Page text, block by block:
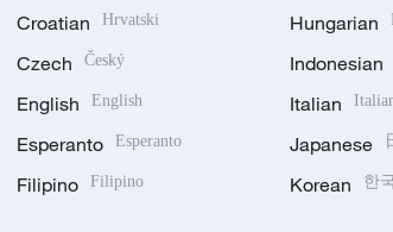
Croatian Hrvatski
Czech Český
English English
Esperanto Esperanto
Filipino Filipino
Hungarian
Indonesian
Italian
Japanese
Korean 한